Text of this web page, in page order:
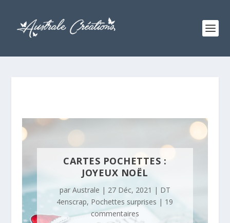
CARTES POCHETTES :
JOYEUX NOËL
par Australe | 27 Déc, 2021 | DT
4enscrap, Pochettes surprises | 19
commentaires